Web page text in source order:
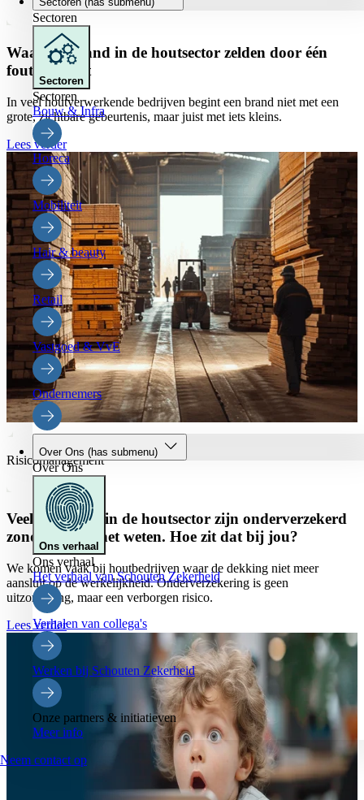
Sectoren
Sectoren
Sectoren
Bouw & Infra
Horeca
Mobiliteit
Hair & beauty
Retail
Vastgoed & VvE
Ondernemers
Over Ons (has submenu)
Over Ons
Ons verhaal
Ons verhaal
Het verhaal van Schouten Zekerheid
Verhalen van collega's
Werken bij Schouten Zekerheid
Onze partners & initiatieven
Meer info
Neem contact op
Waarom brand in de houtsector zelden door één
fout ontstaat
In veel houtverwerkende bedrijven begint een brand niet met een
grote, zichtbare gebeurtenis, maar juist met iets kleins.
Lees verder
Risicomanagement
Veel bedrijven in de houtsector zijn onderverzekerd
zonder dat ze het weten. Hoe zit dat bij jou?
We komen vaak bij houtbedrijven waar de dekking niet meer
aansluit op de werkelijkheid. Onderverzekering is geen
uitzondering, maar een verborgen risico.
Lees verder